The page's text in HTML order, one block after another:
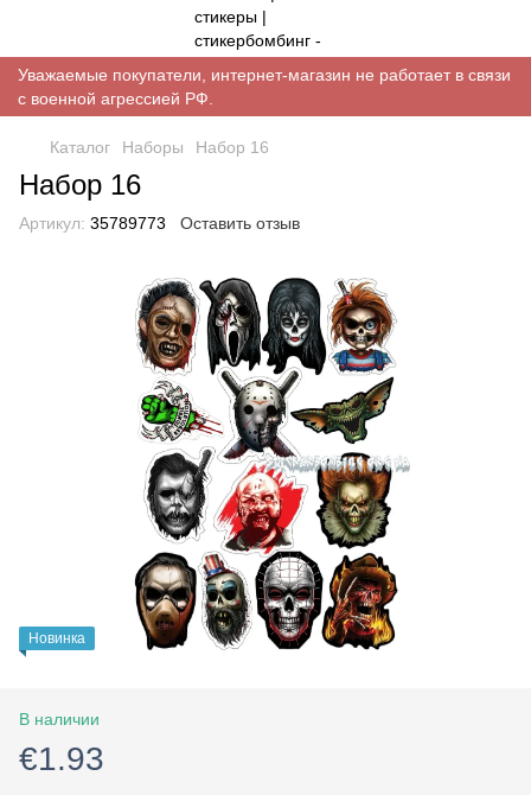
Уважаемые покупатели, интернет-магазин не работает в связи
с военной агрессией РФ.
Каталог Наборы Набор 16
Набор 16
Артикул: 35789773 Оставить отзыв
Новинка
В наличии
€1.93